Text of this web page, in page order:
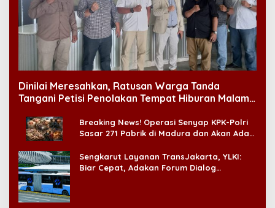
Dinilai Meresahkan, Ratusan Warga Tanda
Tangani Petisi Penolakan Tempat Hiburan Malam
Breaking News! Operasi Senyap KPK-Polri
Sasar 271 Pabrik di Madura dan Akan Ada
Sengkarut Layanan TransJakarta, YLKI:
Biar Cepat, Adakan Forum Dialog